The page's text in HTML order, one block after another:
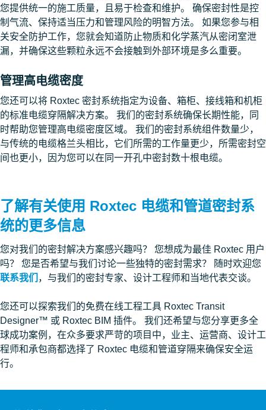
您提供统一的施工质量，且易于检查和维护。 确保密封性是控
制气流、保持适当压力和管理风险的明智方法。 如果您参与相
关安全防护工作，您就会知道防止物质和化学蒸汽从密闭室泄
漏，并确保这些颗粒永远不会接触到外部环境是多么重要。
管理高电缆密度
您还可以将 Roxtec 密封系统指定为设备、箱柜、接线箱和机柜
的标准电缆穿隔解决方案。 我们的密封系统确保长期性能，同
时帮助您管理高电缆密度区域。 我们的密封系统组件数量少，
与传统的电缆格兰头相比，它们所需的工作量更少，所需密封空
间也更小，因为您可以在同一开孔中密封数十根电缆。
了解有关使用 Roxtec 电缆和管道密封系
统的更多信息
您对我们的密封解决方案感兴趣吗？ 您想成为最佳 Roxtec 用户
吗？ 您是否希望与我们讨论一些独特的密封需求？ 随时欢迎您
联系我们 ，与我们的密封专家、设计工程师和当地代表交谈。
您还可以探索我们的免费在线工程工具 Roxtec Transit
Designer™ 或 Roxtec BIM 插件。 我们还希望与您分享更多全
球成功案例，在众多要求严苛的项目中，业主、运营商、设计工
程师和承包商都选择了 Roxtec 电缆和管道穿隔来确保安全运
行。